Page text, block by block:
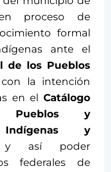
proceso de
formal
ante el
de los Pueblos
con la intención
en el Catálogo
Pueblos y
Indígenas y
así poder
federales de